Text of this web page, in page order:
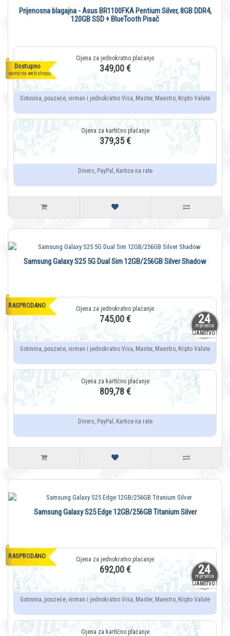
Dostupno
samo na web-shopu
Prijenosna blagajna - Asus BR1100FKA Pentium Silver, 8GB DDR4,
120GB SSD + BlueTooth Pisač
349,00 €
Gotovina, pouzeće, virman i jednokratno Visa, Master, Maestro, Kripto Valute
379,35 €
Diners, PayPal, Kartice na rate
24
mjeseca
JAMSTVO
RASPRODANO
Samsung Galaxy S25 5G Dual Sim 12GB/256GB Silver Shadow
745,00 €
Gotovina, pouzeće, virman i jednokratno Visa, Master, Maestro, Kripto Valute
809,78 €
Diners, PayPal, Kartice na rate
24
mjeseca
JAMSTVO
RASPRODANO
Samsung Galaxy S25 Edge 12GB/256GB Titanium Silver
692,00 €
Gotovina, pouzeće, virman i jednokratno Visa, Master, Maestro, Kripto Valute